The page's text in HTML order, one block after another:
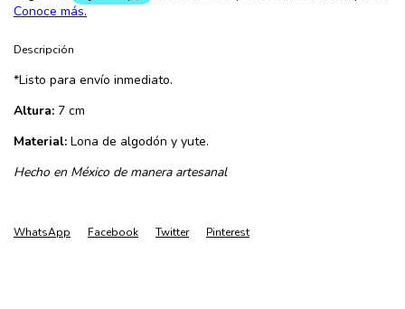
Descripción
*Listo para envío inmediato.
Altura: 7 cm
Material: Lona de algodón y yute.
Hecho en México de manera artesanal
WhatsApp Facebook Twitter Pinterest